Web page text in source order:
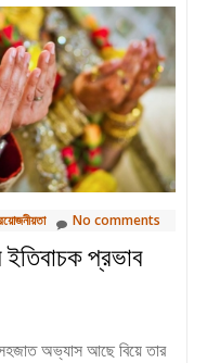
No comments
ইতিবাচক প্রভাব
অভ্যাস আছে বিয়ে তার